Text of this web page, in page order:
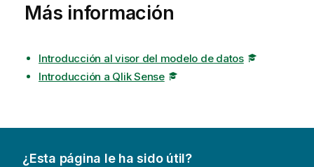
Más información
Introducción al visor del modelo de datos
Introducción a Qlik Sense
¿Esta página le ha sido útil?